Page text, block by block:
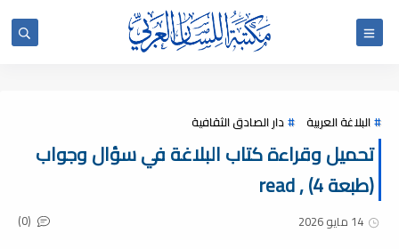
البلاغة العربية دار الصادق الثقافية
تحميل وقراءة كتاب البلاغة في سؤال وجواب
(طبعة 4) , read
14 مايو 2026 (0)